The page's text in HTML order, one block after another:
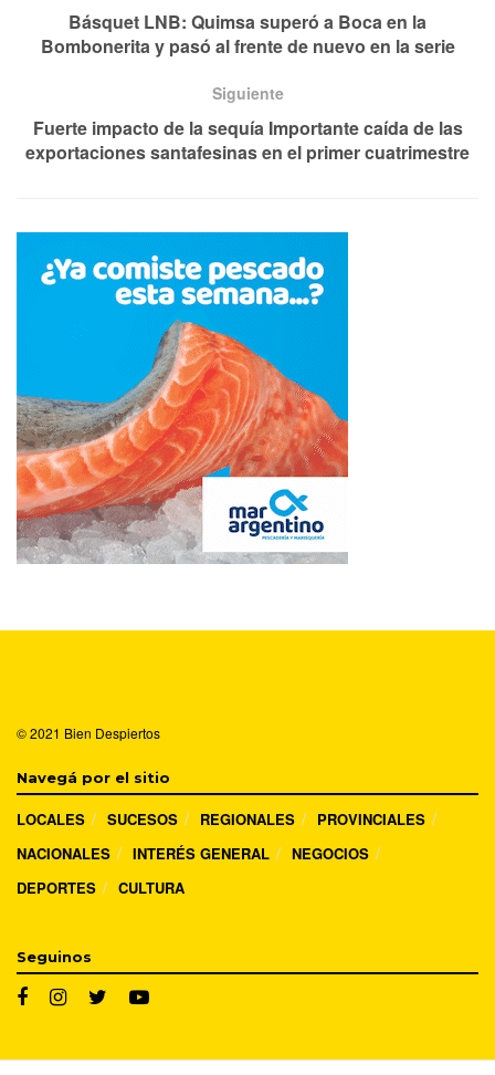
Básquet LNB: Quimsa superó a Boca en la
Bombonerita y pasó al frente de nuevo en la serie
Siguiente
Fuerte impacto de la sequía Importante caída de las
exportaciones santafesinas en el primer cuatrimestre
© 2021 Bien Despiertos
Navegá por el sitio
LOCALES SUCESOS REGIONALES
PROVINCIALES
NACIONALES
INTERÉS GENERAL
NEGOCIOS
DEPORTES
CULTURA
Seguinos